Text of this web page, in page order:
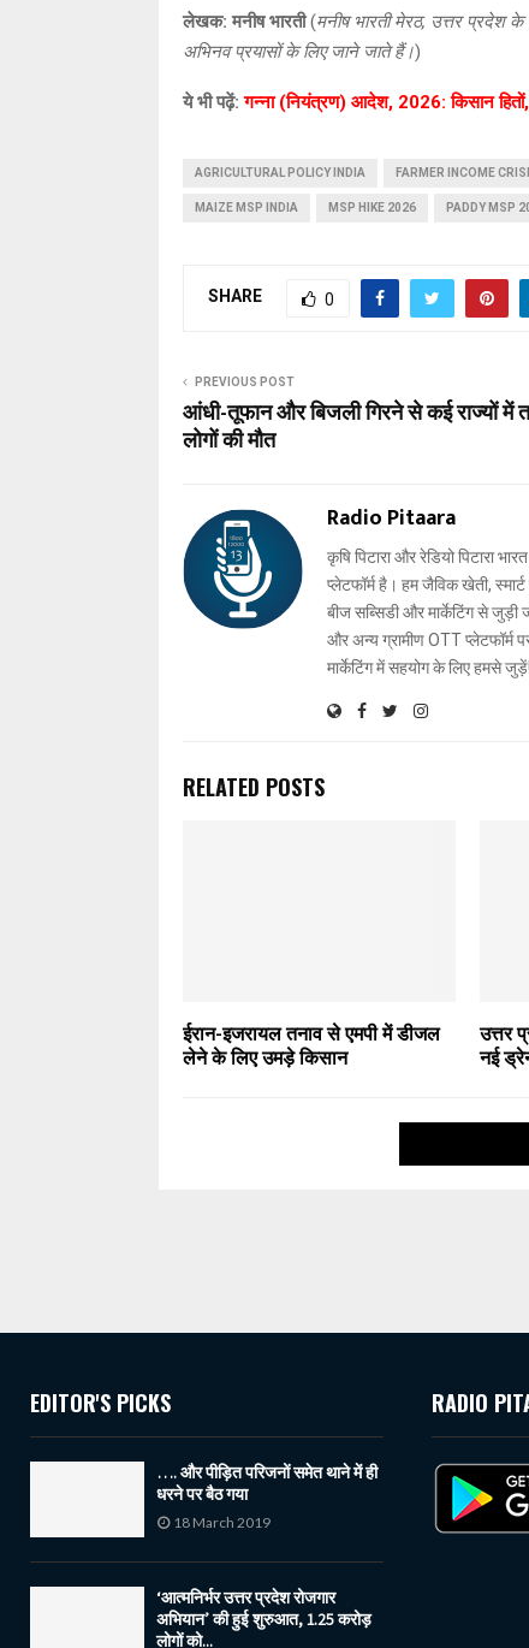
लेखक: मनीष भारती(मनीष भारती मेरठ, उत्तर प्रदेश
अभिनव प्रयासों के लिए जाने जाते हैं।)
ये भी पढ़ें:गन्ना (नियंत्रण) आदेश, 2026: किसान
AGRICULTURAL POLICY INDIA FARMER INCOME
MAIZE MSP INDIA MSP HIKE 2026 PADDY MSP
SHARE 0
PREVIOUS POST
आंधी-तूफान और बिजली गिरने से कई राज्यों में
लोगों की मौत
Radio Pitaara
कृषि पिटारा और रेडियो पिटारा
प्लेटफॉर्म है। हम जैविक खेती,
बीज सब्सिडी और मार्केटिंग से
और अन्य ग्रामीण OTT प्लेटफॉर्म
मार्केटिंग में सहयोग के लिए हमसे
RELATED POSTS
ईरान-इजरायल तनाव से एमपी में डीजल
लेने के लिए उमड़े किसान
उत्तर
नई
EDITOR'S PICKS
…. और पीड़ित परिजनों समेत थाने में ही
धरने पर बैठ गया
18 March 2019
‘आत्मनिर्भर उत्तर प्रदेश रोजगार
अभियान’ की हुई शुरुआत, 1.25 करोड़
लोगों को...
RADIO